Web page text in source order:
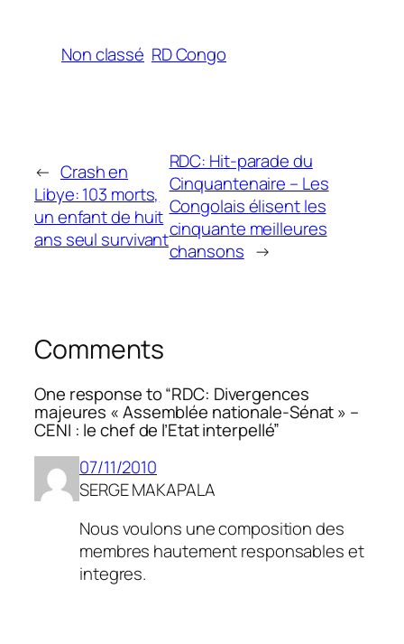
Non classé RD Congo
← Crash en
Libye: 103 morts,
un enfant de huit
ans seul survivant
RDC: Hit-parade du
Cinquantenaire – Les
Congolais élisent les
cinquante meilleures
chansons →
Comments
One response to “RDC: Divergences
majeures « Assemblée nationale-Sénat » –
CENI : le chef de l’Etat interpellé”
07/11/2010
SERGE MAKAPALA
Nous voulons une composition des
membres hautement responsables et
integres.